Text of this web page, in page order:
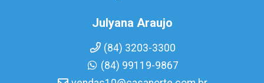
Julyana Araujo
(84) 3203-3300
(84) 99119-9867